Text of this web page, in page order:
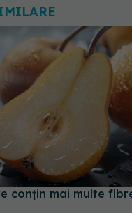
conțin mai multe